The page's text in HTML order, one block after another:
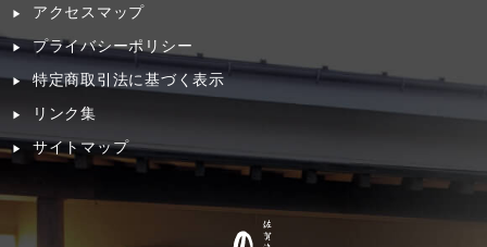
アクセスマップ
プライバシーポリシー
特定商取引法に基づく表示
リンク集
サイトマップ